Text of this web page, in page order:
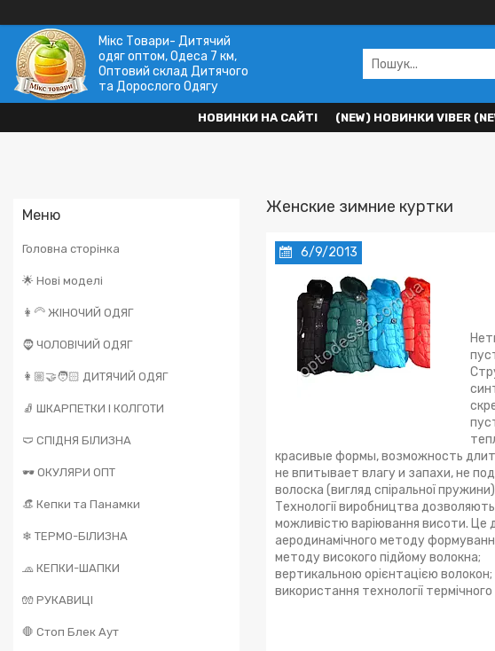
Мікс Товари- Дитячий
одяг оптом, Одеса 7 км,
Оптовий склад Дитячого
та Дорослого Одягу
НОВИНКИ НА САЙТІ (NEW) НОВИНКИ VIBER
Головна сторінка
🌟 Нові моделі
👩‍🦳 ЖІНОЧИЙ ОДЯГ
🧔 ЧОЛОВІЧИЙ ОДЯГ
👩🏼‍🤝‍🧑🏻 ДИТЯЧИЙ ОДЯГ
🧦 ШКАРПЕТКИ І КОЛГОТИ
🩲 СПІДНЯ БІЛИЗНА
🕶️ ОКУЛЯРИ ОПТ
👒 Кепки та Панамки
❄ ТЕРМО-БІЛИЗНА
🧢 КЕПКИ-ШАПКИ
🧤 РУКАВИЦІ
🛑 Стоп Блек Аут
Женские зимние куртки
6/9/2013
красивые формы, возможность
не впитывает влагу и запахи, не
волоска (вигляд спіральної
Технології виробництва
можливістю варіювання висоти. Це
аеродинамічного методу
методу високого підйому волокна;
вертикальною орієнтацією волокон;
використання технології